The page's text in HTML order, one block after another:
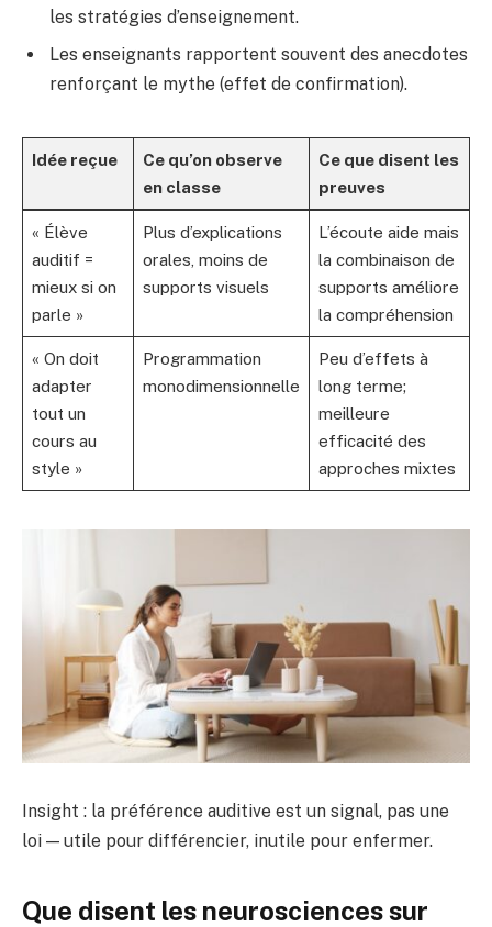
les stratégies d’enseignement.
Les enseignants rapportent souvent des anecdotes
renforçant le mythe (effet de confirmation).
Idée reçue
Ce qu’on observe
en classe
Ce que disent les
preuves
« Élève
auditif =
mieux si on
parle »
Plus d’explications
orales, moins de
supports visuels
L’écoute aide mais
la combinaison de
supports améliore
la compréhension
« On doit
adapter
tout un
cours au
style »
Programmation
monodimensionnelle
Peu d’effets à
long terme;
meilleure
efficacité des
approches mixtes
Insight : la préférence auditive est un signal, pas une
loi — utile pour différencier, inutile pour enfermer.
Que disent les neurosciences sur